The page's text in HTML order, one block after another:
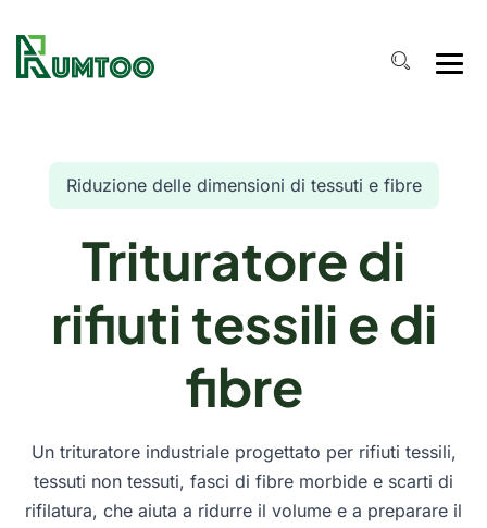
Riduzione delle dimensioni di tessuti e fibre
Trituratore di
rifiuti tessili e di
fibre
Un trituratore industriale progettato per rifiuti tessili,
tessuti non tessuti, fasci di fibre morbide e scarti di
rifilatura, che aiuta a ridurre il volume e a preparare il